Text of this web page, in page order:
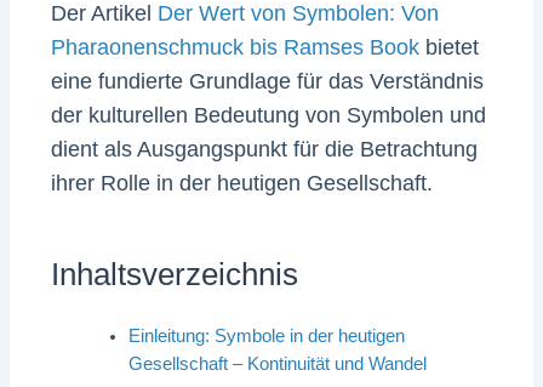
Der Artikel Der Wert von Symbolen: Von
Pharaonenschmuck bis Ramses Book bietet
eine fundierte Grundlage für das Verständnis
der kulturellen Bedeutung von Symbolen und
dient als Ausgangspunkt für die Betrachtung
ihrer Rolle in der heutigen Gesellschaft.
Inhaltsverzeichnis
Einleitung: Symbole in der heutigen
Gesellschaft – Kontinuität und Wandel